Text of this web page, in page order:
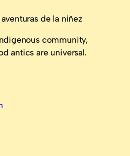
de la niñez
community,
antics are universal.